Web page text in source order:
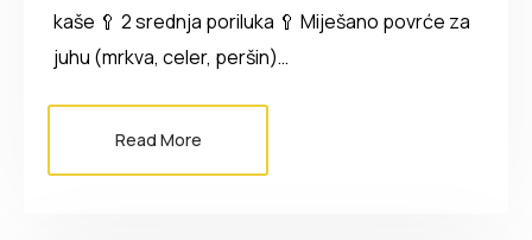
kaše 🥄 2 srednja poriluka 🥄 Miješano povrće za
juhu (mrkva, celer, peršin)…
Read More